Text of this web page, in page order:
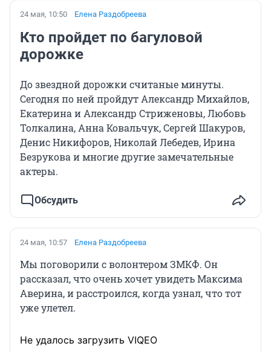
24 мая, 10:50 Елена Раздобреева
Кто пройдет по багуловой
дорожке
До звездной дорожки считаные минуты.
Сегодня по ней пройдут Александр Михайлов,
Екатерина и Александр Стриженовы, Любовь
Толкалина, Анна Ковальчук, Сергей Шакуров,
Денис Никифоров, Николай Лебедев, Ирина
Безрукова и многие другие замечательные
актеры.
Обсудить
24 мая, 10:57 Елена Раздобреева
Мы поговорили с волонтером ЗМКФ. Он
рассказал, что очень хочет увидеть Максима
Аверина, и расстроился, когда узнал, что тот
уже улетел.
Не удалось загрузить VIQEO